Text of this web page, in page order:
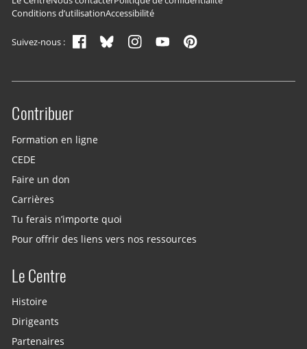
Navigation du pied de page
Conditions d’utilisationAccessibilité
Suivez-nous :
Site menu
Contribuer
Formation en ligne
CEDE
Faire un don
Carrières
Tu ferais n’importe quoi
Pour offrir des liens vers nos ressources
Le Centre
Histoire
Dirigeants
Partenaires